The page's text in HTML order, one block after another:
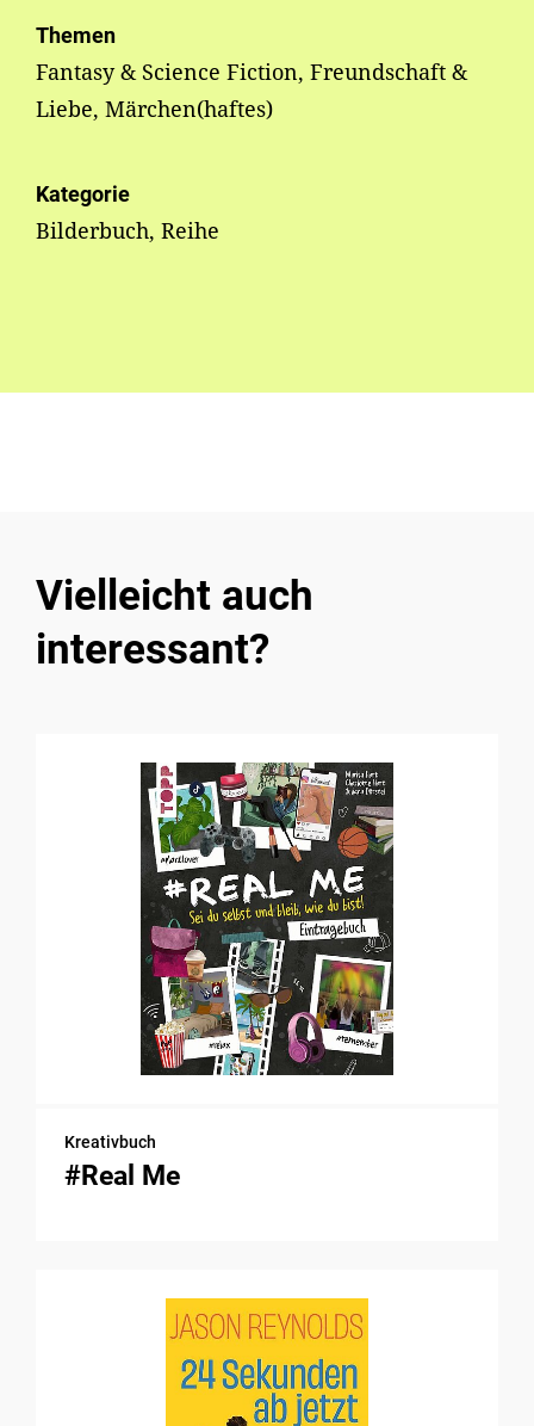
Themen
Fantasy & Science Fiction, Freundschaft &
Liebe, Märchen(haftes)
Kategorie
Bilderbuch, Reihe
Vielleicht auch
interessant?
Kreativbuch
#Real Me